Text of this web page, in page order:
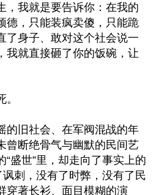
，我就是要告诉你：在我的
德，只能装疯卖傻，只能跪
了身子、敢对这个社会说一
我就直接砸了你的饭碗，让
的旧社会、在军阀混战的年
曾断绝骨气与幽默的民间艺
盛世”里，却走向了事实上的
讽刺，没有了时弊，没有了民
穿著长衫、面目模糊的演